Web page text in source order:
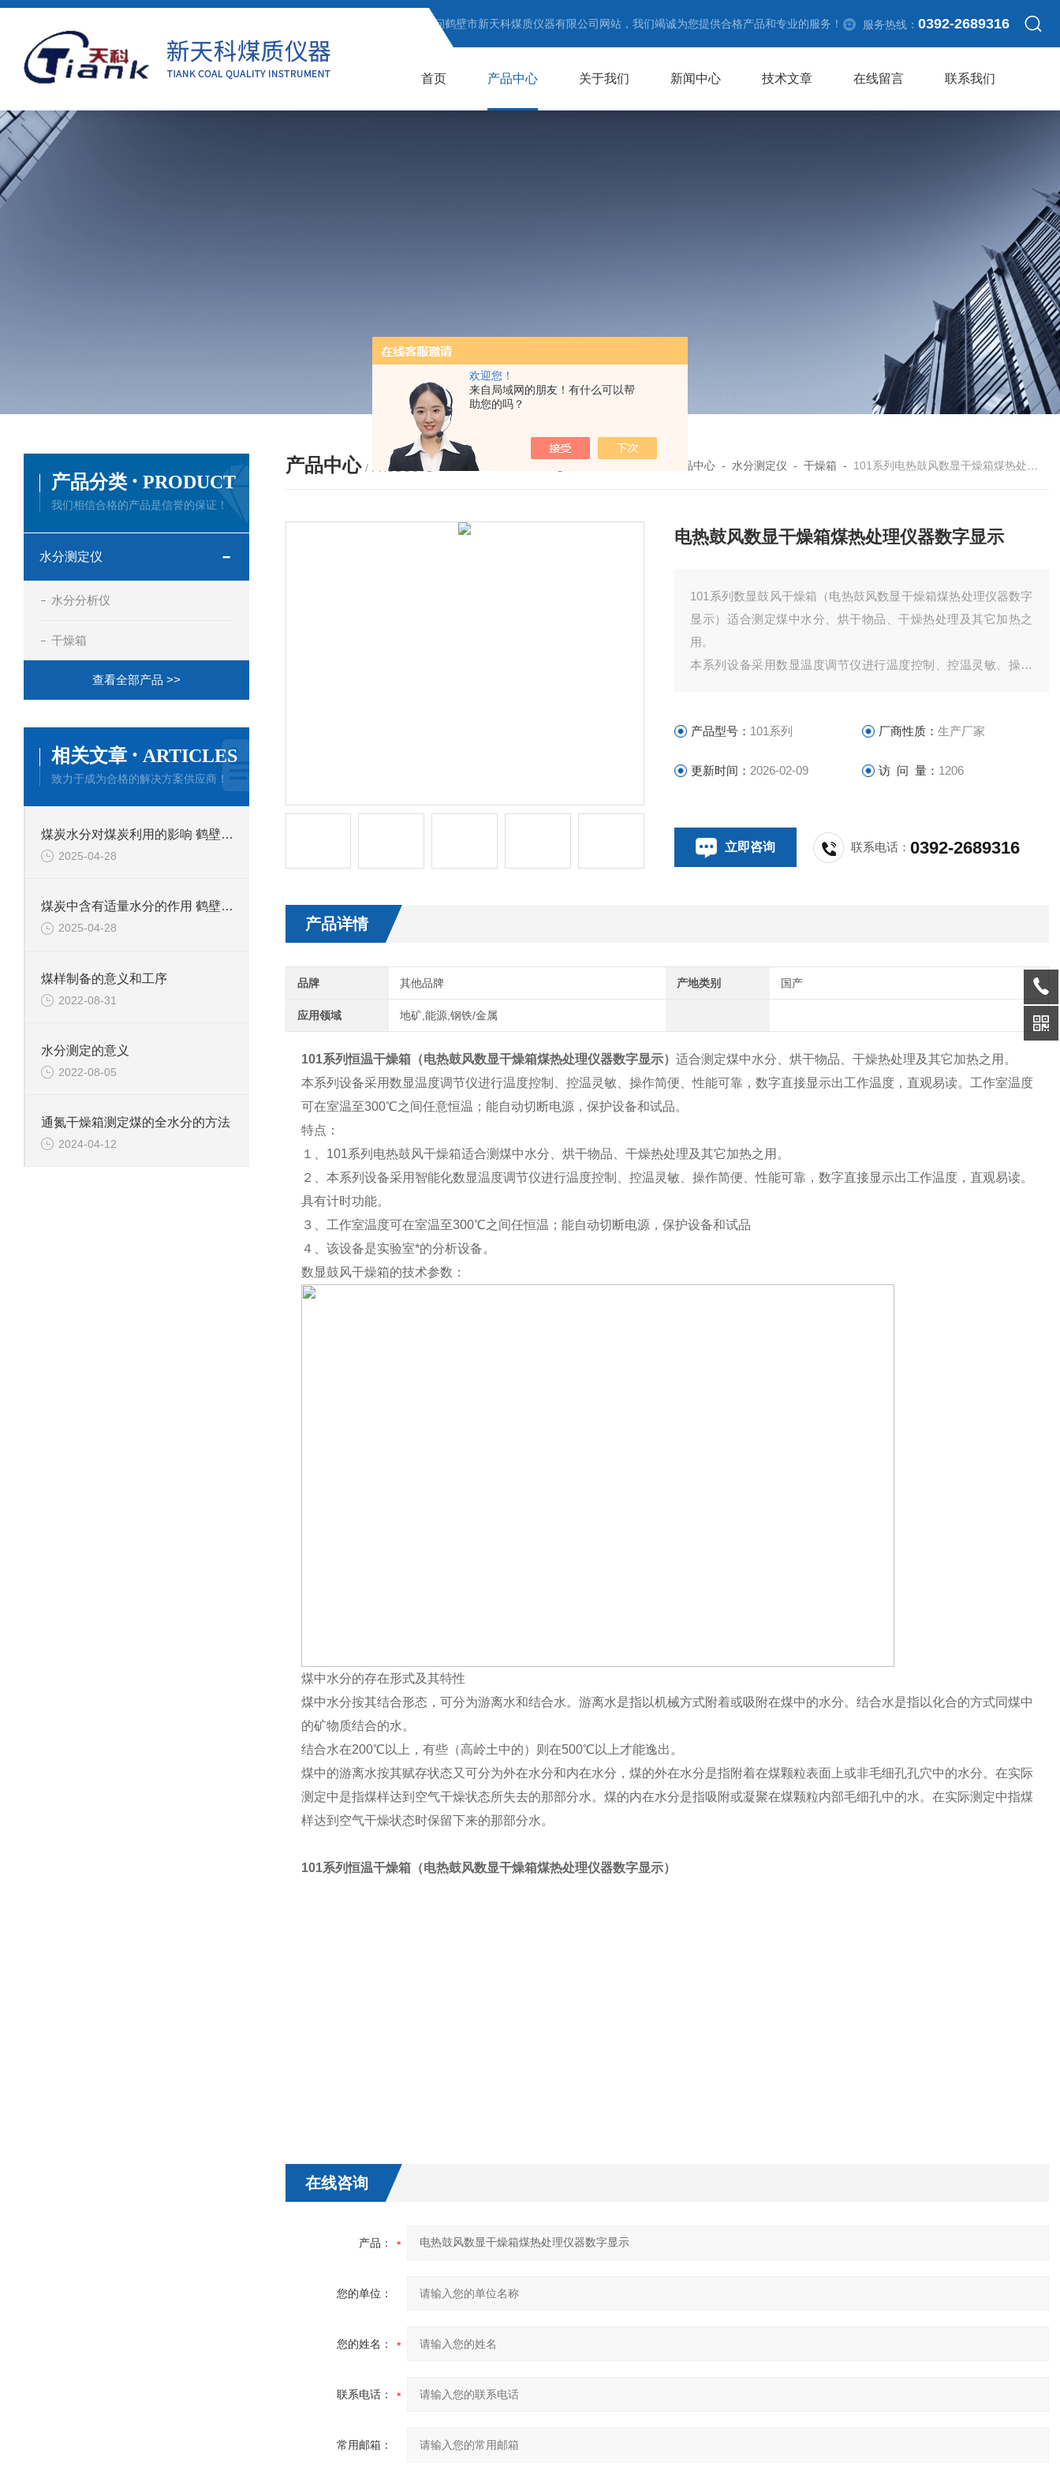
欢迎您！
来自局域网的朋友！有什么可以帮
助您的吗？
欢迎访问鹤壁市新天科煤质仪器有限公司网站，我们竭诚为您提供合格产品和专业的服务！ 服务热线： 0392-2689316
首页 产品中心 关于我们 新闻中心 技术文章 在线留言 联系我们
产品中心 / PRODUCTS 产品中心 - 水分测定仪 -干燥箱 - 101系列电热鼓风数显干燥箱煤热处理仪器数字显示
电热鼓风数显干燥箱煤热处理仪器数字显示
101系列数显鼓风干燥箱（电热鼓风数显干燥箱煤热处理仪器数字
显示）适合测定煤中水分、烘干物品、干燥热处理及其它加热之
用。
本系列设备采用数显温度调节仪进行温度控制、控温灵敏、操作
和试品。
产品型号： 101系列 厂商性质： 生产厂家
更新时间： 2026-02-09 访 问 量： 1206
立即咨询 联系电话：0392-2689316
产品详情
品牌 其他品牌 产地类别 国产
应用领域 地矿,能源,钢铁/金属
101系列恒温干燥箱（电热鼓风数显干燥箱煤热处理仪器数字显示） 适合测定煤中水分、烘干物品、干燥热处理及其它加热之用。
本系列设备采用数显温度调节仪进行温度控制、控温灵敏、操作简便、性能可靠，数字直接显示出工作温度，直观易读。工作室温度
可在室温至300℃之间任意恒温；能自动切断电源，保护设备和试品。
特点：
１、101系列电热鼓风干燥箱适合测煤中水分、烘干物品、干燥热处理及其它加热之用。
２、本系列设备采用智能化数显温度调节仪进行温度控制、控温灵敏、操作简便、性能可靠，数字直接显示出工作温度，直观易读。
具有计时功能。
３、工作室温度可在室温至300℃之间任恒温；能自动切断电源，保护设备和试品
４、该设备是实验室*的分析设备。
数显鼓风干燥箱的技术参数：
煤中水分的存在形式及其特性
煤中水分按其结合形态，可分为游离水和结合水。游离水是指以机械方式附着或吸附在煤中的水分。结合水是指以化合的方式同煤中
的矿物质结合的水。
结合水在200℃以上，有些（高岭土中的）则在500℃以上才能逸出。
煤中的游离水按其赋存状态又可分为外在水分和内在水分，煤的外在水分是指附着在煤颗粒表面上或非毛细孔孔穴中的水分。在实际
测定中是指煤样达到空气干燥状态所失去的那部分水。煤的内在水分是指吸附或凝聚在煤颗粒内部毛细孔中的水。在实际测定中指煤
样达到空气干燥状态时保留下来的那部分水。
101系列恒温干燥箱（电热鼓风数显干燥箱煤热处理仪器数字显示）
在线咨询
产品：
您的单位：
您的姓名：
联系电话：
常用邮箱：
产品分类 · PRODUCT
我们相信合格的产品是信誉的保证！
水分测定仪
水分分析仪
干燥箱
查看全部产品 >>
相关文章 · ARTICLES
致力于成为合格的解决方案供应商！
煤炭水分对煤炭利用的影响 鹤壁新天科专业煤质水分分析
2025-04-28
煤炭中含有适量水分的作用 鹤壁新天科煤质分析
2025-04-28
煤样制备的意义和工序
2022-08-31
水分测定的意义
2022-08-05
通氮干燥箱测定煤的全水分的方法
2024-04-12